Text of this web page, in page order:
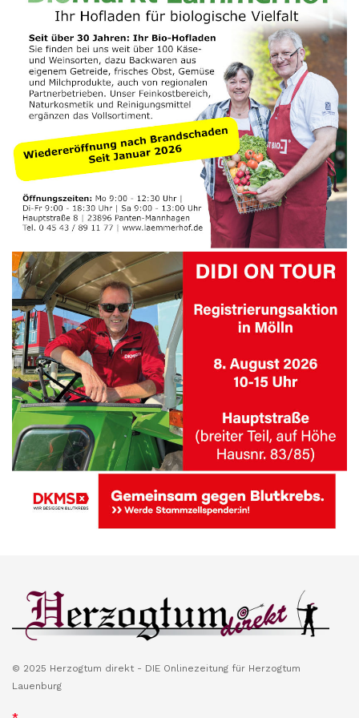
© 2025 Herzogtum direkt - DIE Onlinezeitung für Herzogtum
Lauenburg